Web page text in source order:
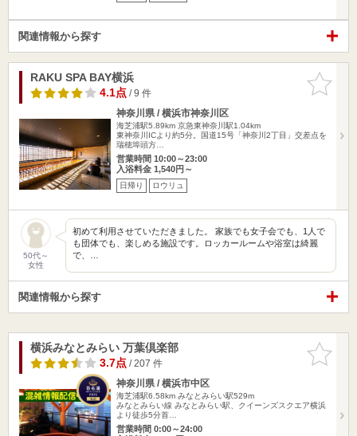
関連情報から探す
お気に入
りに追加
RAKU SPA BAY横浜
4.1点/ 9 件
神奈川県 / 横浜市神奈川区
海芝浦駅5.89km 京急東神奈川駅1.04km
東神奈川ICより約5分。国道15号「神奈川2丁目」交差点を
瑞穂埠頭方…
営業時間 10:00～23:00
入浴料金 1,540円～
日帰り ロウリュ
50代～
女性
初めて利用させていただきました。 家族でも女子会でも、1人で
も団体でも、楽しめる施設です。ロッカールームや浴室は綺麗
で、…
関連情報から探す
お気に入
りに追加
横浜みなとみらい 万葉倶楽部
3.7点/ 207 件
神奈川県 / 横浜市中区
海芝浦駅6.58km みなとみらい駅529m
みなとみらい線 みなとみらい駅、クイーンズスクエア横浜
より徒歩5分首…
営業時間 0:00～24:00